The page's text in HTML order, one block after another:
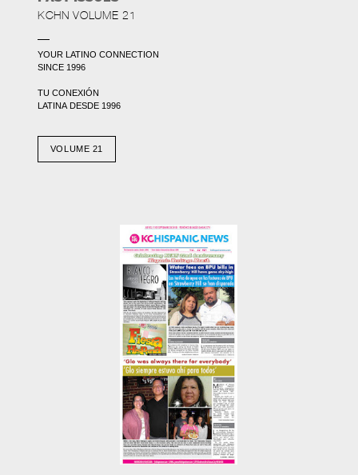
KCHN VOLUME 21
YOUR LATINO CONNECTION
SINCE 1996
TU CONEXIÓN
LATINA DESDE 1996
VOLUME 21